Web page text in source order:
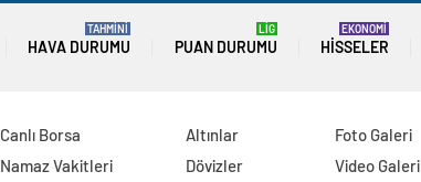
HAVA DURUMU
TAHMİNİ
PUAN DURUMU
LİG
HISSELER
EKONOMİ
Canlı Borsa
Namaz Vakitleri
Altınlar
Dövizler
Foto Galeri
Video Galeri